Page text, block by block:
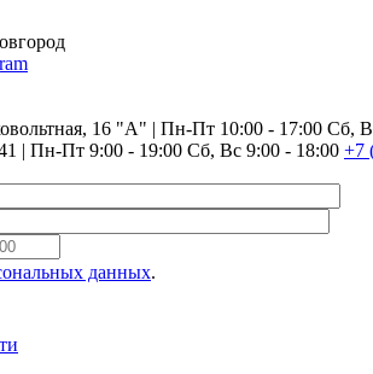
16 "А" | Пн-Пт 10:00 - 17:00 Сб,
| Пн-Пт 9:00 - 19:00 Сб, Вс 9:00 - 18:00 +7
данных.